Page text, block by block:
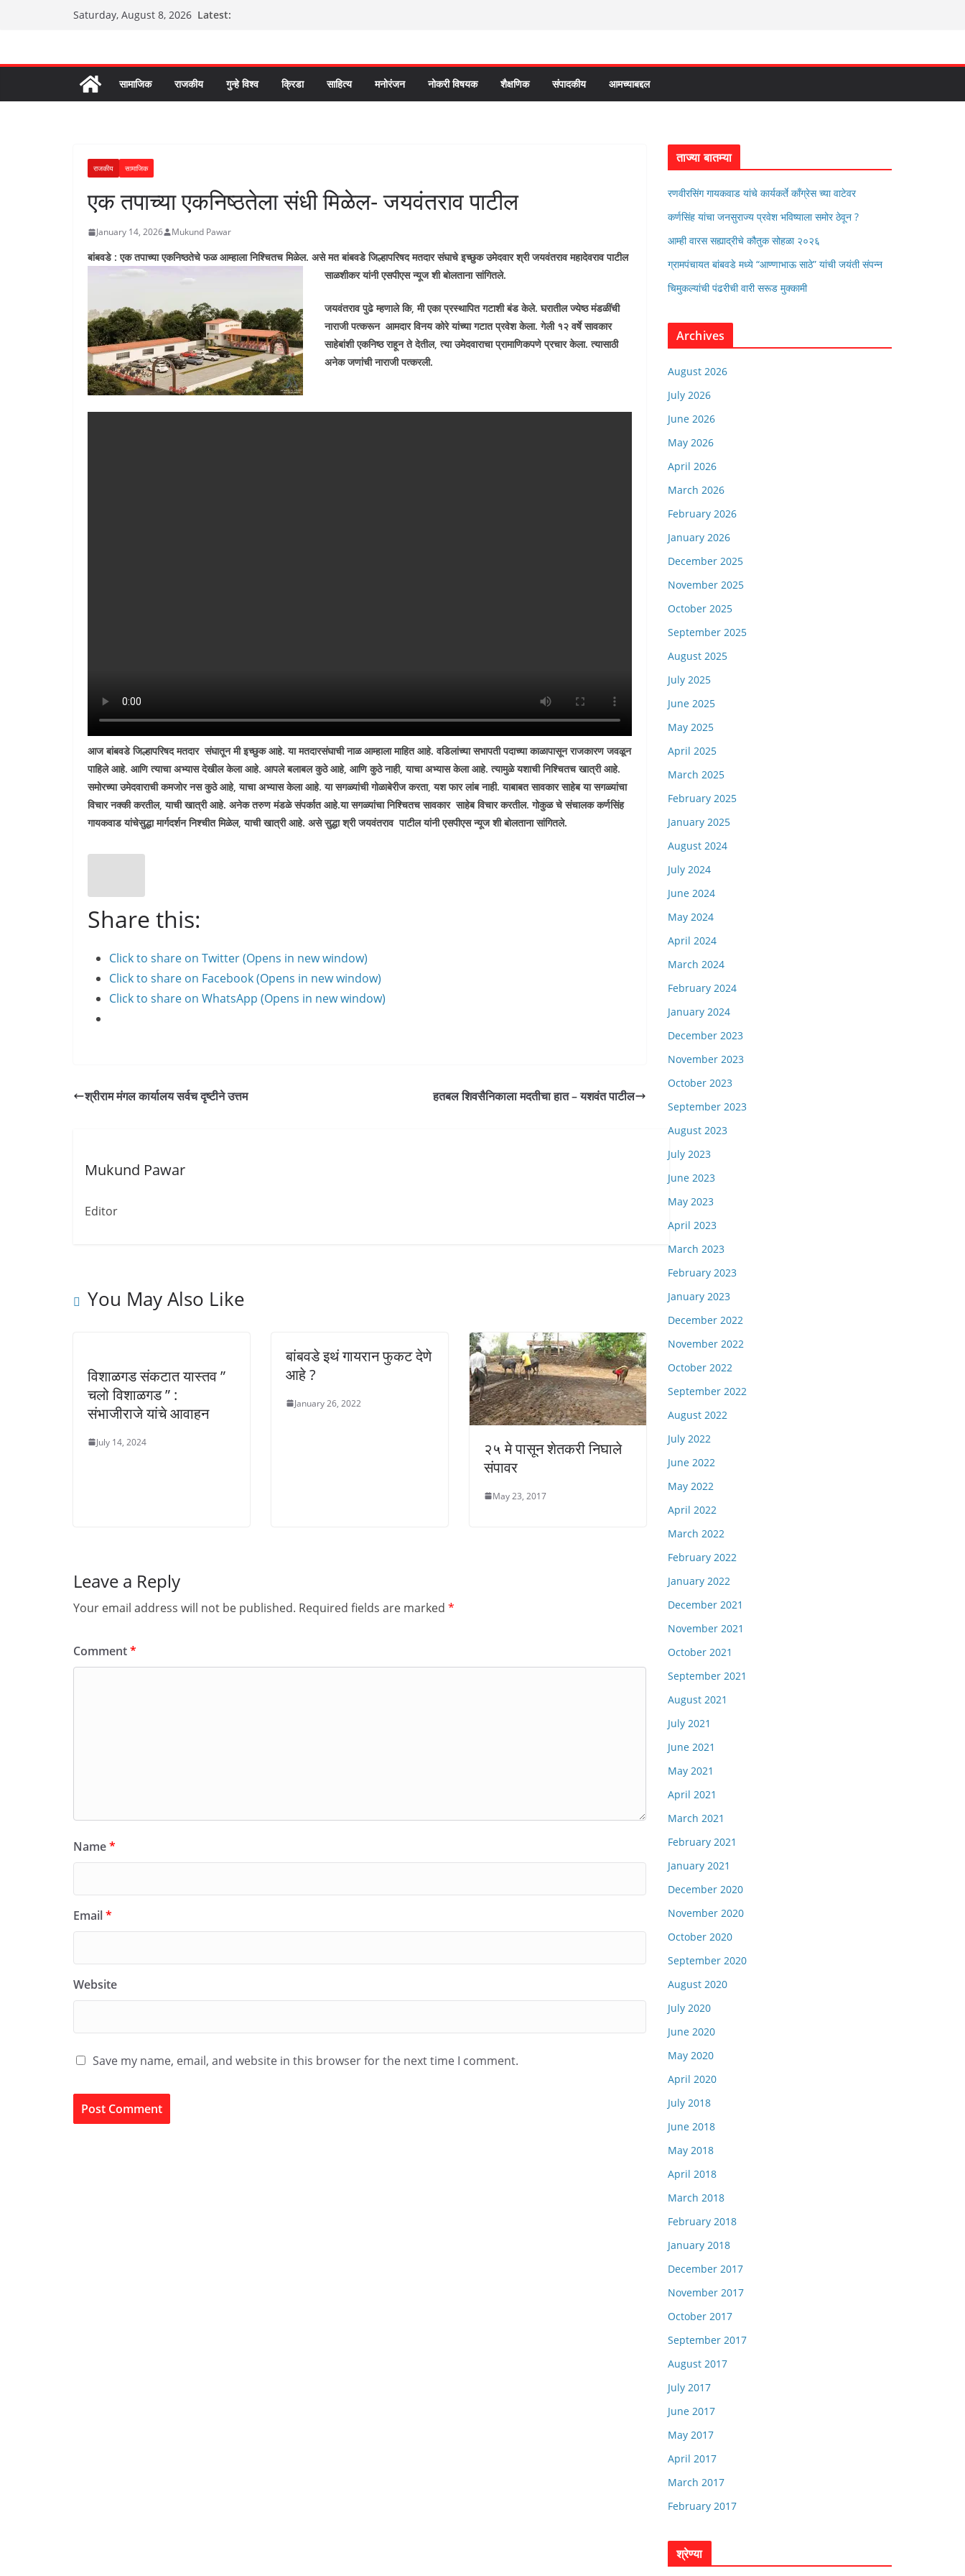
Saturday, August 8, 2026 Latest:
सामाजिक राजकीय गुन्हे विश्व क्रिडा साहित्य मनोरंजन नोकरी विषयक शैक्षणिक संपादकीय आमच्याबद्दल
राजकीय सामाजिक
एक तपाच्या एकनिष्ठतेला संधी मिळेल- जयवंतराव पाटील
January 14, 2026 Mukund Pawar
बांबवडे : एक तपाच्या एकनिष्ठतेचे फळ आम्हाला निश्चितच मिळेल. असे मत बांबवडे जिल्हापरिषद मतदार संघाचे इच्छुक उमेदवार श्री जयवंतराव महादेवराव पाटील
साळशीकर यांनी एसपीएस न्यूज शी बोलताना सांगितले.
जयवंतराव पुढे म्हणाले कि, मी एका प्रस्थापित गटाशी बंड केले. घरातील ज्येष्ठ मंडळींची
नाराजी पत्करून आमदार विनय कोरे यांच्या गटात प्रवेश केला. गेली १२ वर्षे सावकार
साहेबांशी एकनिष्ठ राहून ते देतील, त्या उमेदवाराचा प्रामाणिकपणे प्रचार केला. त्यासाठी
अनेक जणांची नाराजी पत्करली.
आज बांबवडे जिल्हापरिषद मतदार संघातून मी इच्छुक आहे. या मतदारसंघाची नाळ आम्हाला माहित आहे. वडिलांच्या सभापती पदाच्या काळापासून राजकारण जवळून
पाहिले आहे. आणि त्याचा अभ्यास देखील केला आहे. आपले बलाबल कुठे आहे, आणि कुठे नाही, याचा अभ्यास केला आहे. त्यामुळे यशाची निश्चितच खात्री आहे.
समोरच्या उमेदवाराची कमजोर नस कुठे आहे, याचा अभ्यास केला आहे. या सगळ्यांची गोळाबेरीज करता, यश फार लांब नाही. याबाबत सावकार साहेब या सगळ्यांचा
विचार नक्की करतील, याची खात्री आहे. अनेक तरुण मंडळे संपर्कात आहे.या सगळ्यांचा निश्चितच सावकार साहेब विचार करतील. गोकुळ चे संचालक कर्णसिंह
गायकवाड यांचेसुद्धा मार्गदर्शन निश्चीत मिळेल, याची खात्री आहे. असे सुद्धा श्री जयवंतराव पाटील यांनी एसपीएस न्यूज शी बोलताना सांगितले.
Share this:
Click to share on Twitter (Opens in new window)
Click to share on Facebook (Opens in new window)
Click to share on WhatsApp (Opens in new window)
श्रीराम मंगल कार्यालय सर्वच दृष्टीने उत्तम हतबल शिवसैनिकाला मदतीचा हात – यशवंत पाटील
Mukund Pawar
Editor
You May Also Like
विशाळगड संकटात यास्तव ”
चलो विशाळगड ” :
संभाजीराजे यांचे आवाहन
July 14, 2024
बांबवडे इथं गायरान फुकट देणे
आहे ?
January 26, 2022
२५ मे पासून शेतकरी निघाले
संपावर
May 23, 2017
Leave a Reply
Your email address will not be published. Required fields are marked *
Comment*
Name*
Email*
Website
Save my name, email, and website in this browser for the next time I comment.
ताज्या बातम्या
रणवीरसिंग गायकवाड यांचे कार्यकर्ते कॉंग्रेस च्या वाटेवर
कर्णसिंह यांचा जनसुराज्य प्रवेश भविष्याला समोर ठेवून ?
आम्ही वारस सह्याद्रीचे कौतुक सोहळा २०२६
ग्रामपंचायत बांबवडे मध्ये “आण्णाभाऊ साठे” यांची जयंती संपन्न
चिमुकल्यांची पंढरीची वारी सरूड मुक्कामी
Archives
August 2026
July 2026
June 2026
May 2026
April 2026
March 2026
February 2026
January 2026
December 2025
November 2025
October 2025
September 2025
August 2025
July 2025
June 2025
May 2025
April 2025
March 2025
February 2025
January 2025
August 2024
July 2024
June 2024
May 2024
April 2024
March 2024
February 2024
January 2024
December 2023
November 2023
October 2023
September 2023
August 2023
July 2023
June 2023
May 2023
April 2023
March 2023
February 2023
January 2023
December 2022
November 2022
October 2022
September 2022
August 2022
July 2022
June 2022
May 2022
April 2022
March 2022
February 2022
January 2022
December 2021
November 2021
October 2021
September 2021
August 2021
July 2021
June 2021
May 2021
April 2021
March 2021
February 2021
January 2021
December 2020
November 2020
October 2020
September 2020
August 2020
July 2020
June 2020
May 2020
April 2020
July 2018
June 2018
May 2018
April 2018
March 2018
February 2018
January 2018
December 2017
November 2017
October 2017
September 2017
August 2017
July 2017
June 2017
May 2017
April 2017
March 2017
February 2017
श्रेण्या